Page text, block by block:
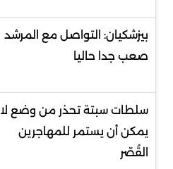
بيزشكيان: التواصل مع المرشد
صعب جدا حاليا
سلطات سبتة تحذر من وضع لا
يمكن أن يستمر للمهاجرين
القُصّر